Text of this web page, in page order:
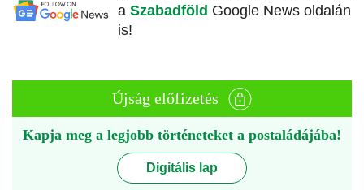
a Szabadföld Google News oldalán
is!
Újság előfizetés
Kapja meg a legjobb történeteket a postaládájába!
Digitális lap